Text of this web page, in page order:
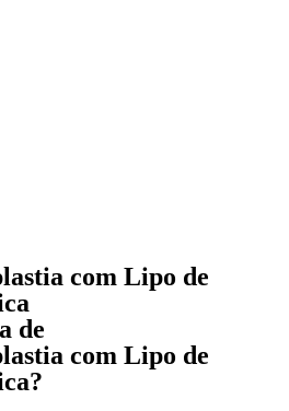
com Lipo de
de
com Lipo de